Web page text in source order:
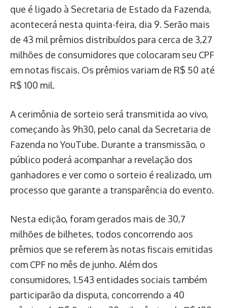
que é ligado à Secretaria de Estado da Fazenda,
acontecerá nesta quinta-feira, dia 9. Serão mais
de 43 mil prêmios distribuídos para cerca de 3,27
milhões de consumidores que colocaram seu CPF
em notas fiscais. Os prêmios variam de R$ 50 até
R$ 100 mil.
A cerimônia de sorteio será transmitida ao vivo,
começando às 9h30, pelo canal da Secretaria de
Fazenda no YouTube. Durante a transmissão, o
público poderá acompanhar a revelação dos
ganhadores e ver como o sorteio é realizado, um
processo que garante a transparência do evento.
Nesta edição, foram gerados mais de 30,7
milhões de bilhetes, todos concorrendo aos
prêmios que se referem às notas fiscais emitidas
com CPF no mês de junho. Além dos
consumidores, 1.543 entidades sociais também
participarão da disputa, concorrendo a 40